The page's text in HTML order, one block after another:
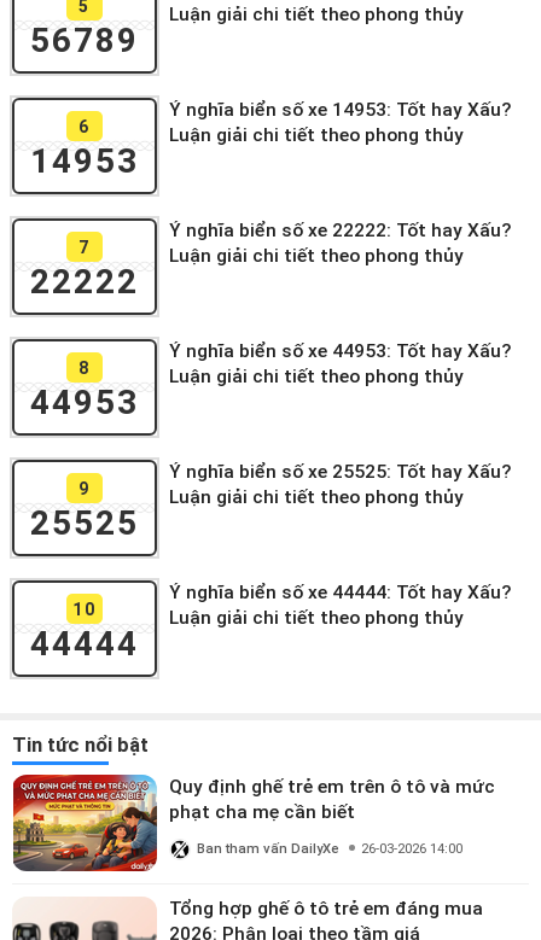
5
56789
Luận giải chi tiết theo phong thủy
6
14953
Ý nghĩa biển số xe 14953: Tốt hay Xấu?
Luận giải chi tiết theo phong thủy
7
22222
Ý nghĩa biển số xe 22222: Tốt hay Xấu?
Luận giải chi tiết theo phong thủy
8
44953
Ý nghĩa biển số xe 44953: Tốt hay Xấu?
Luận giải chi tiết theo phong thủy
9
25525
Ý nghĩa biển số xe 25525: Tốt hay Xấu?
Luận giải chi tiết theo phong thủy
10
44444
Ý nghĩa biển số xe 44444: Tốt hay Xấu?
Luận giải chi tiết theo phong thủy
Tin tức nổi bật
Quy định ghế trẻ em trên ô tô và mức
phạt cha mẹ cần biết
Ban tham vấn DailyXe 26-03-2026 14:00
Tổng hợp ghế ô tô trẻ em đáng mua
2026: Phân loại theo tầm giá